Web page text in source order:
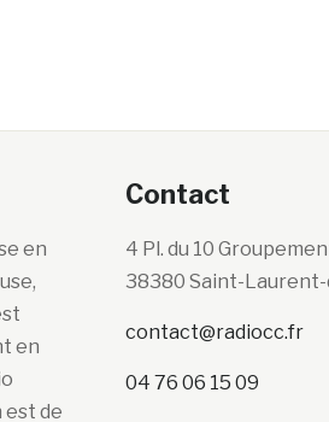
en
en
est de
Contact
4 Pl. du 10
38380 Saint-
contact@radiocc.fr
04 76 06 15 09